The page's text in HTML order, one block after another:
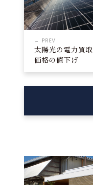
← PREV
太陽光の電力買取
価格の値下げ